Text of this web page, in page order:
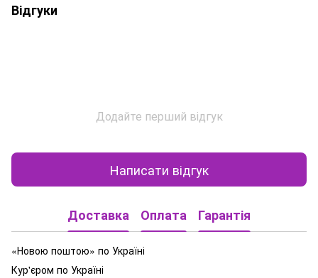
Відгуки
Додайте перший відгук
Написати відгук
Доставка Оплата Гарантія
«Новою поштою» по Україні
Кур'єром по Україні